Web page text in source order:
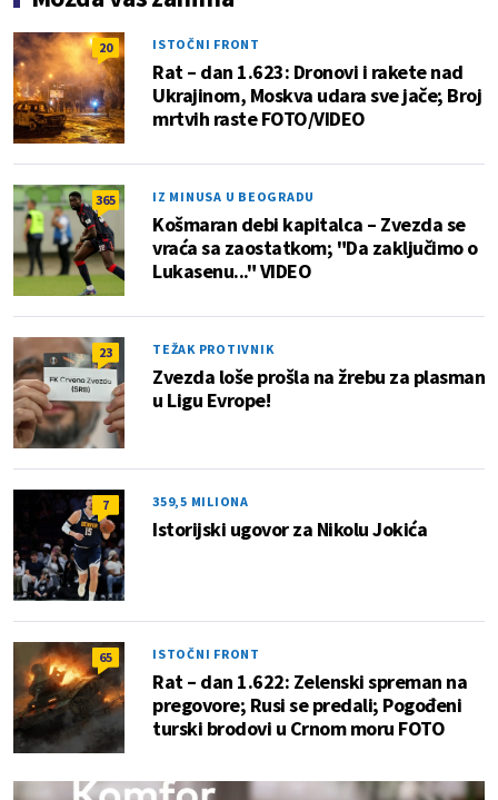
20 ISTOČNI FRONT
Rat – dan 1.623: Dronovi i rakete nad
Ukrajinom, Moskva udara sve jače; Broj
mrtvih raste FOTO/VIDEO
365 IZ MINUSA U BEOGRADU
Košmaran debi kapitalca – Zvezda se
vraća sa zaostatkom; "Da zaključimo o
Lukasenu..." VIDEO
23 TEŽAK PROTIVNIK
Zvezda loše prošla na žrebu za plasman
u Ligu Evrope!
7 359,5 MILIONA
Istorijski ugovor za Nikolu Jokića
65 ISTOČNI FRONT
Rat – dan 1.622: Zelenski spreman na
pregovore; Rusi se predali; Pogođeni
turski brodovi u Crnom moru FOTO